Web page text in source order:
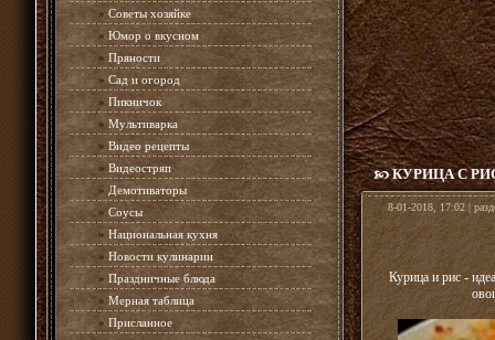
» Советы хозяйке
» Юмор о вкусном
» Пряности
» Сад и огород
» Пикничок
» Мультиварка
» Видео рецепты
» Видеостряп
» Демотиваторы
» Соусы
» Национальная кухня
» Новости кулинарии
» Праздничные блюда
» Мерная таблица
» Присланное
КУРИЦА С
8-01-2018, 17:02 |
Курица и рис -